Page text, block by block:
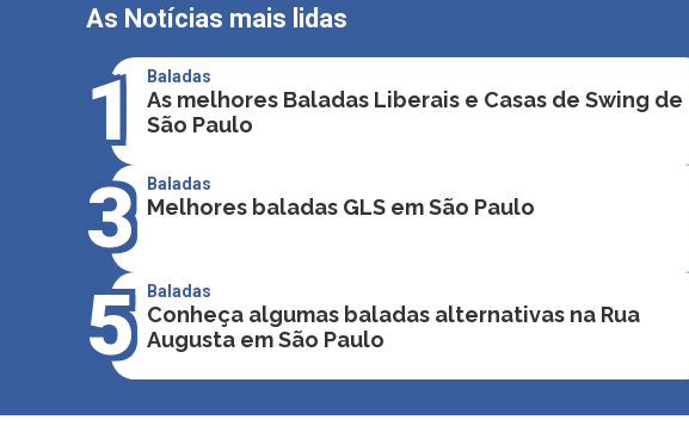
As Notícias mais lidas
1 Baladas
As melhores Baladas Liberais e Casas de Swing de
São Paulo
3 Baladas
Melhores baladas GLS em São Paulo
5 Baladas
Conheça algumas baladas alternativas na Rua
Augusta em São Paulo